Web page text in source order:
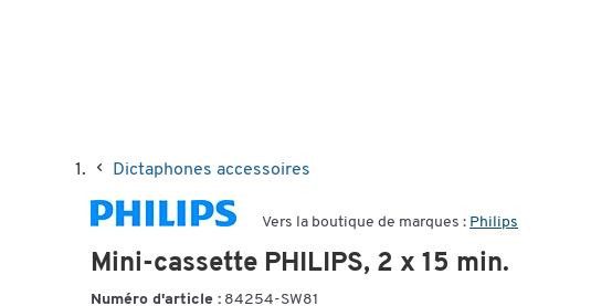
Dictaphones accessoires
Vers la boutique de marques : Philips
Mini-cassette PHILIPS, 2 x 15 min.
Numéro d'article : 84254-SW81